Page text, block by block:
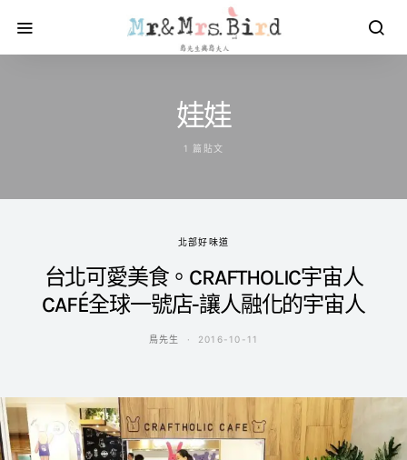
娃娃
1 篇貼文
北部好味道
台北可愛美食。CRAFTHOLIC宇宙人
CAFÉ全球一號店-讓人融化的宇宙人
鳥先生 2016-10-11